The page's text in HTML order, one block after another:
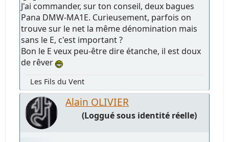
J'ai commander, sur ton conseil, deux bagues
Pana DMW-MA1E. Curieusement, parfois on
trouve sur le net la même dénomination mais
sans le E, c'est important ?
Bon le E veux peu-être dire étanche, il est doux
de rêver
Les Fils du Vent
Alain OLIVIER
(Loggué sous identité réelle)